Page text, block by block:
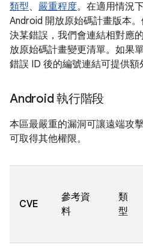
類型、 嚴重程度。在適用情況
Android 開放原始碼計畫版本
決某錯誤，我們會連結相對應
放原始碼計畫變更清單。如果
錯誤 ID 後的編號連結可提供額
Android 執行階段
本區最嚴重的漏洞可讓遠端攻
可取得其他權限。
CVE
參考資
料
類
型